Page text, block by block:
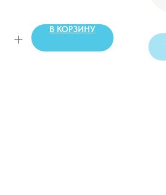
В КОРЗИНУ